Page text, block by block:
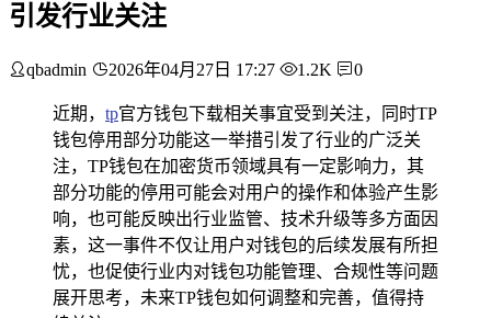
引发行业关注
qbadmin 2026年04月27日 17:27 1.2K 0
近期， tp官方钱包下载相关事宜受到关注，同时TP
钱包停用部分功能这一举措引发了行业的广泛关
注，TP钱包在加密货币领域具有一定影响力，其
部分功能的停用可能会对用户的操作和体验产生影
响，也可能反映出行业监管、技术升级等多方面因
素，这一事件不仅让用户对钱包的后续发展有所担
忧，也促使行业内对钱包功能管理、合规性等问题
展开思考，未来TP钱包如何调整和完善，值得持